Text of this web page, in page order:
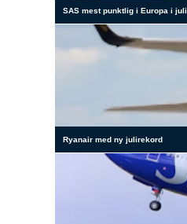
SAS mest punktlig i Europa i juli
Ryanair med ny julirekord